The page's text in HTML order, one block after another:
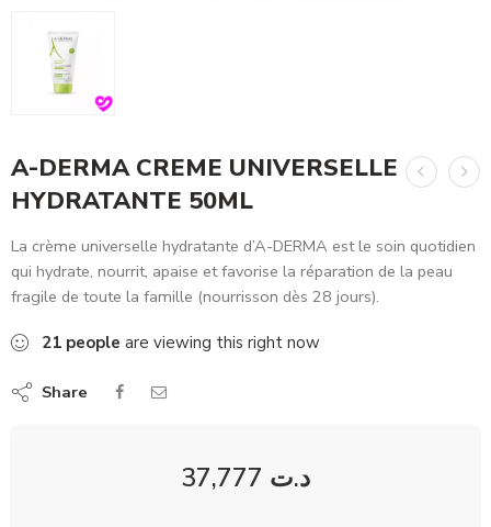
A-DERMA CREME UNIVERSELLE
HYDRATANTE 50ML
La crème universelle hydratante d’A-DERMA est le soin quotidien
qui hydrate, nourrit, apaise et favorise la réparation de la peau
fragile de toute la famille (nourrisson dès 28 jours).
21 people are viewing this right now
Share
د.ت